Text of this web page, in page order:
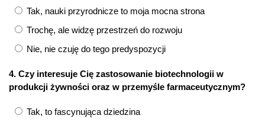
Tak, nauki przyrodnicze to moja mocna strona
Trochę, ale widzę przestrzeń do rozwoju
Nie, nie czuję do tego predyspozycji
4. Czy interesuje Cię zastosowanie biotechnologii w
produkcji żywności oraz w przemyśle farmaceutycznym?
Tak, to fascynująca dziedzina